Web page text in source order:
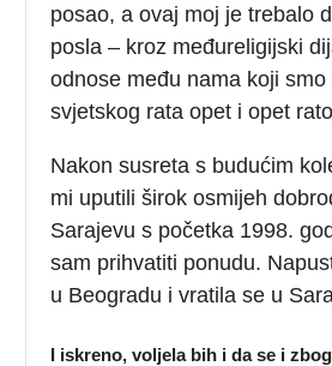
posao, a ovaj moj je trebalo
posla – kroz međureligijski
odnose među nama koji
svjetskog rata opet i opet
Nakon susreta s budućim
mi uputili širok osmijeh
Sarajevu s početka 1998.
sam prihvatiti ponudu.
u Beogradu i vratila se u
I iskreno, voljela bih i da se i